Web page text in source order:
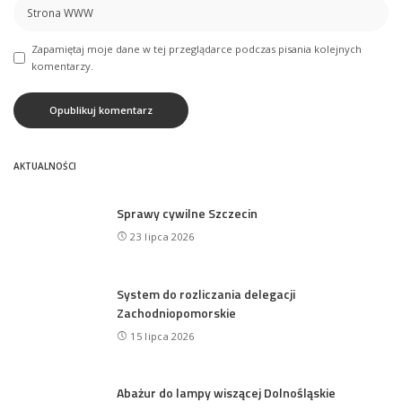
Zapamiętaj moje dane w tej przeglądarce podczas pisania kolejnych
komentarzy.
AKTUALNOŚCI
Sprawy cywilne Szczecin
23 lipca 2026
System do rozliczania delegacji
Zachodniopomorskie
15 lipca 2026
Abażur do lampy wiszącej Dolnośląskie